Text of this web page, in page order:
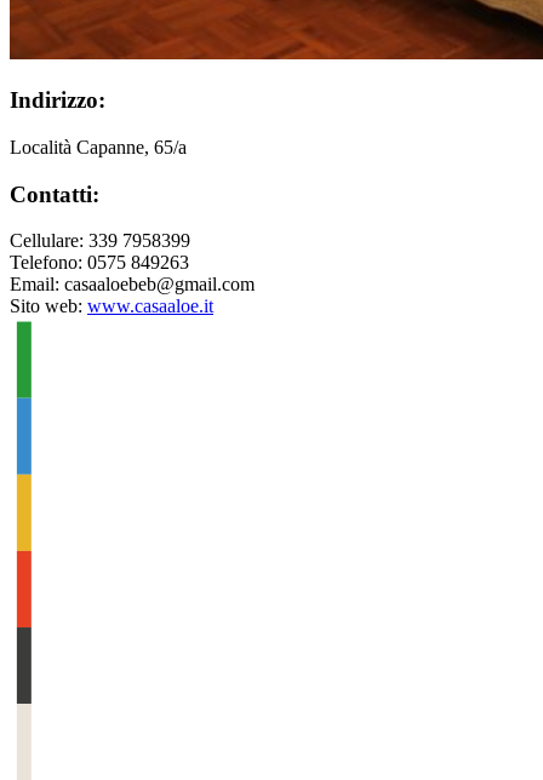
Indirizzo:
Località Capanne, 65/a
Contatti:
Cellulare: 339 7958399
Telefono: 0575 849263
Email: casaaloebeb@gmail.com
Sito web: www.casaaloe.it